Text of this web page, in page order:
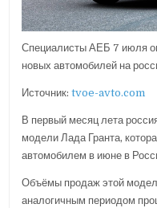
Специалисты АЕБ 7 июля
новых автомобилей на
Источник:tvoe-avto.com
В первый месяц лета
модели Лада Гранта,
автомобилем в июне в
Объёмы продаж этой
аналогичным периодом